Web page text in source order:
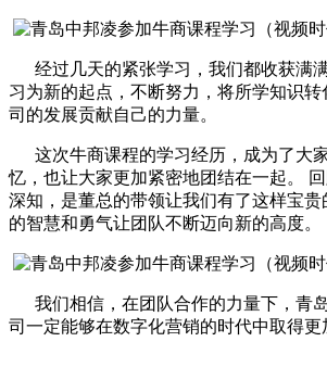
经过几天的紧张学习，我们都收获满
习为新的起点，不断努力，将所学知识
司的发展贡献自己的力量。
这次牛商课程的学习经历，成为了大
忆，也让大家更加紧密地团结在一起。
深知，是董总的带领让我们有了这样宝贵
的智慧和勇气让团队不断迈向新的高度。
我们相信，在团队合作的力量下，青
司一定能够在数字化营销的时代中取得更